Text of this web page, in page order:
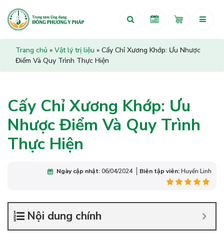
Trang chủ » Vật lý trị liệu » Cấy Chỉ Xương Khớp: Ưu Nhược
Điểm Và Quy Trình Thực Hiện
Cấy Chỉ Xương Khớp: Ưu
Nhược Điểm Và Quy Trình
Thực Hiện
Ngày cập nhật:06/04/2024 Biên tập viên:Huyền Linh
Nội dung chính